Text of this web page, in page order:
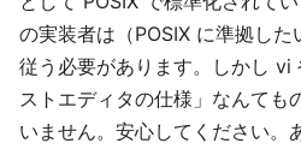
の実装者は（POSIX に準拠した
従う必要があります。しかし
ストエディタの仕様」なんても
いません。安心してください。